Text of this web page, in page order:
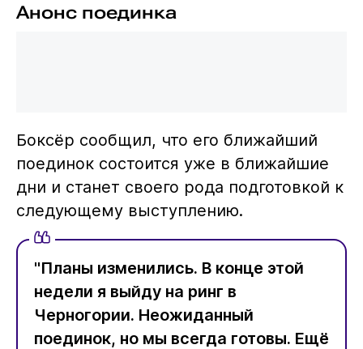
Анонс поединка
Боксёр сообщил, что его ближайший
поединок состоится уже в ближайшие
дни и станет своего рода подготовкой к
следующему выступлению.
"Планы изменились. В конце этой
недели я выйду на ринг в
Черногории. Неожиданный
поединок, но мы всегда готовы. Ещё